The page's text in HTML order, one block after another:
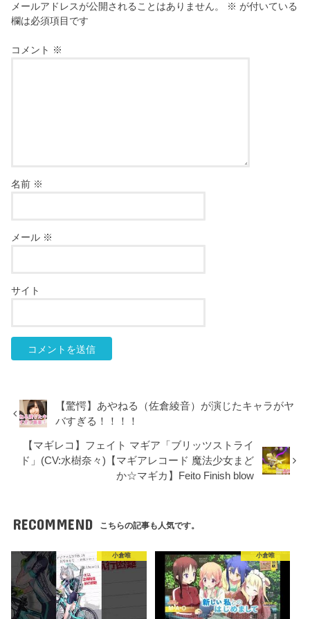
メールアドレスが公開されることはありません。 ※ が付いている
欄は必須項目です
コメント ※
名前 ※
メール ※
サイト
【驚愕】あやねる（佐倉綾音）が演じたキャラがヤ
バすぎる！！！！
【マギレコ】フェイト マギア「ブリッツストライ
ド」(CV:水樹奈々)【マギアレコード 魔法少女まど
か☆マギカ】Feito Finish blow
RECOMMEND こちらの記事も人気です。
小倉唯 小倉唯